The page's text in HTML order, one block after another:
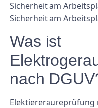
Sicherheit am
Sicherheit am
Was ist
nach
Elektiereraureprüfung